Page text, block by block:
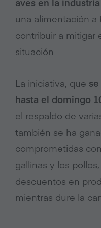
una alimentación a
contribuir a mitigar
situación
La iniciativa, que
hasta el domingo
el respaldo de
también se ha
comprometidas
gallinas y los
descuentos en
mientras dure la